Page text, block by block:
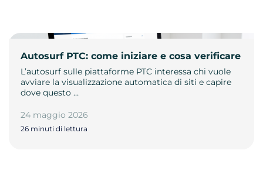
Autosurf PTC: come iniziare e cosa verificare
L’autosurf sulle piattaforme PTC interessa chi vuole
avviare la visualizzazione automatica di siti e capire
dove questo …
24 maggio 2026
26 minuti di lettura